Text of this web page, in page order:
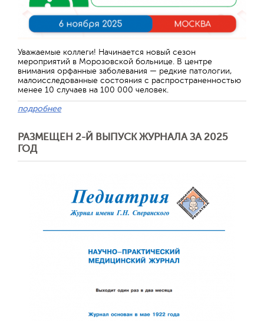
Уважаемые коллеги! Начинается новый сезон
мероприятий в Морозовской больнице. В центре
внимания орфанные заболевания — редкие патологии,
малоисследованные состояния с распространенностью
менее 10 случаев на 100 000 человек.
подробнее
РАЗМЕЩЕН 2-Й ВЫПУСК ЖУРНАЛА ЗА 2025
ГОД